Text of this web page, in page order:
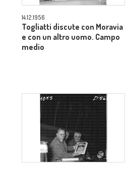
14.12.1956
Togliatti discute con Moravia
e con un altro uomo. Campo
medio